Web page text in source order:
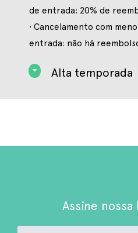
de entrada: 20% de
• Cancelamento com
entrada: não há
Alta temporada
Assine